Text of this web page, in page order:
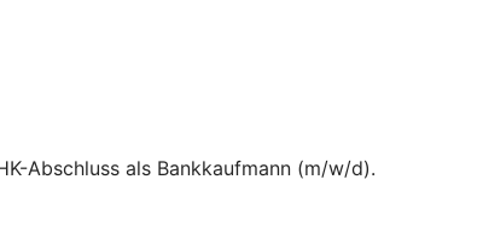
Abschluss als Bankkaufmann (m/w/d).